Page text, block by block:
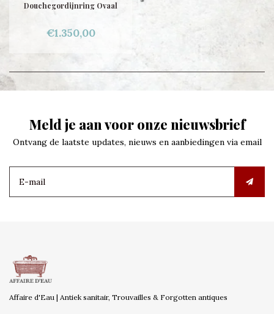
Douchegordijnring Ovaal
€1.350,00
Meld je aan voor onze nieuwsbrief
Ontvang de laatste updates, nieuws en aanbiedingen via email
Affaire d'Eau | Antiek sanitair, Trouvailles & Forgotten antiques